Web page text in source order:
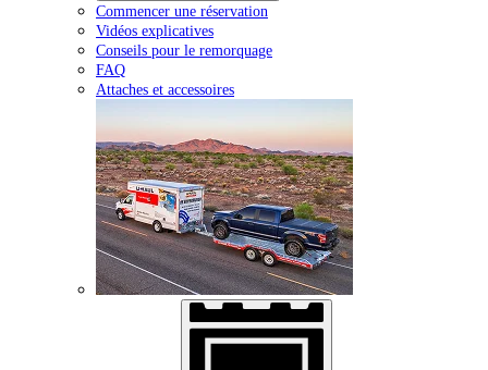
Commencer une réservation
Vidéos explicatives
Conseils pour le remorquage
FAQ
Attaches et accessoires